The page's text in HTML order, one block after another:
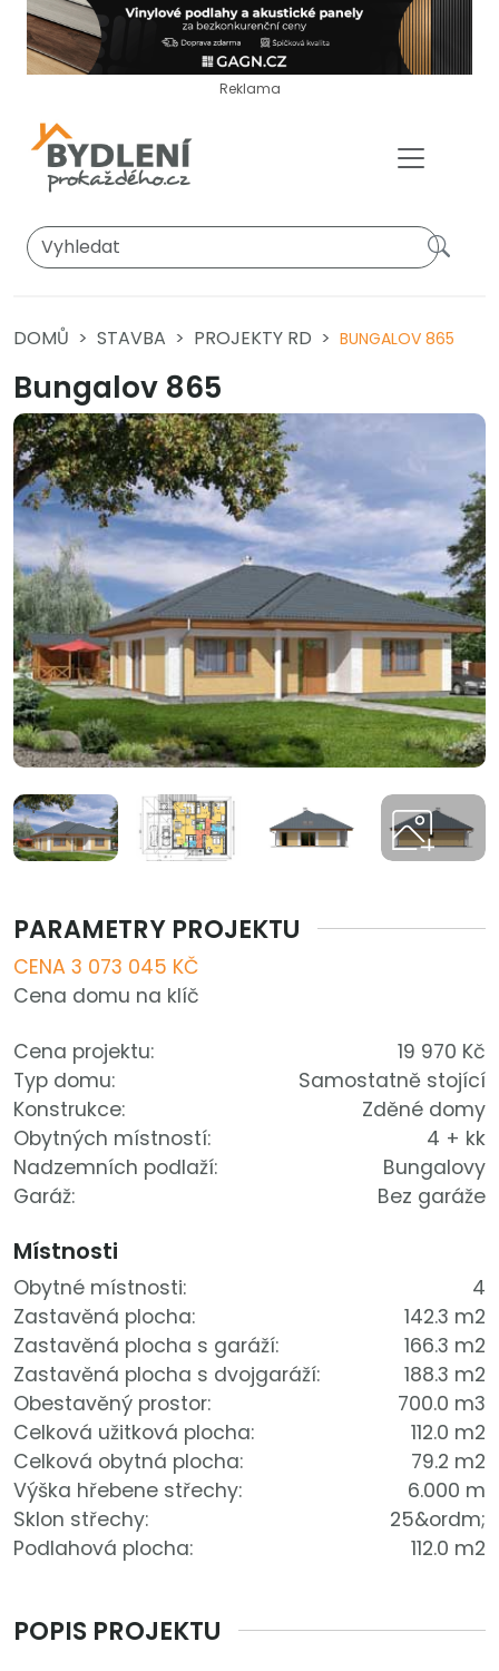
Reklama
DOMŮ STAVBA PROJEKTY RD BUNGALOV 865
Bungalov 865
PARAMETRY PROJEKTU
CENA 3 073 045 KČ
Cena domu na klíč
Cena projektu:
19 970 Kč
Typ domu:
Samostatně stojící
Konstrukce:
Zděné domy
Obytných místností:
4 + kk
Nadzemních podlaží:
Bungalovy
Garáž:
Bez garáže
Místnosti
Obytné místnosti:
4
Zastavěná plocha:
142.3 m2
Zastavěná plocha s garáží:
166.3 m2
Zastavěná plocha s dvojgaráží:
188.3 m2
Obestavěný prostor:
700.0 m3
Celková užitková plocha:
112.0 m2
Celková obytná plocha:
79.2 m2
Výška hřebene střechy:
6.000 m
Sklon střechy:
25&ordm;
Podlahová plocha:
112.0 m2
POPIS PROJEKTU